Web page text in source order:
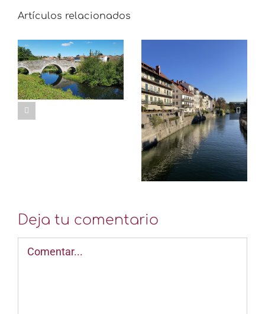
Artículos relacionados
LO QUE VÍ EN
ISRAEL
Deja tu comentario